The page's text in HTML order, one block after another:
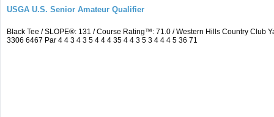
USGA U.S. Senior Amateur Qualifier
Black Tee / SLOPE®: 131 / Course Rating™: 71.0 / Western Hills Country
3306 6467 Par 4 4 3 4 3 5 4 4 4 35 4 4 3 5 3 4 4 4 5 36 71